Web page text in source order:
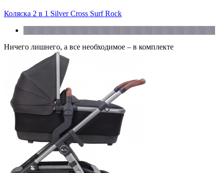
Коляска 2 в 1 Silver Cross Surf Rock
Ничего лишнего, а все необходимое – в комплекте